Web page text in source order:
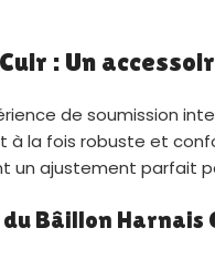
: Un
de soumission
à la fois robuste et
un ajustement parfait
Bâillon Harnais